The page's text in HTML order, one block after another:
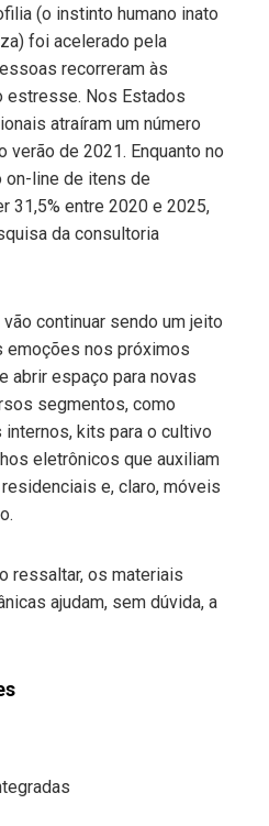
(o instinto humano inato
foi acelerado pela
recorreram às
estresse. Nos Estados
atraíram um número
de 2021. Enquanto no
on-line de itens de
31,5% entre 2020 e 2025,
da consultoria
continuar sendo um jeito
emoções nos próximos
abrir espaço para novas
segmentos, como
kits para o cultivo
eletrônicos que auxiliam
e, claro, móveis
ressaltar, os materiais
ajudam, sem dúvida, a